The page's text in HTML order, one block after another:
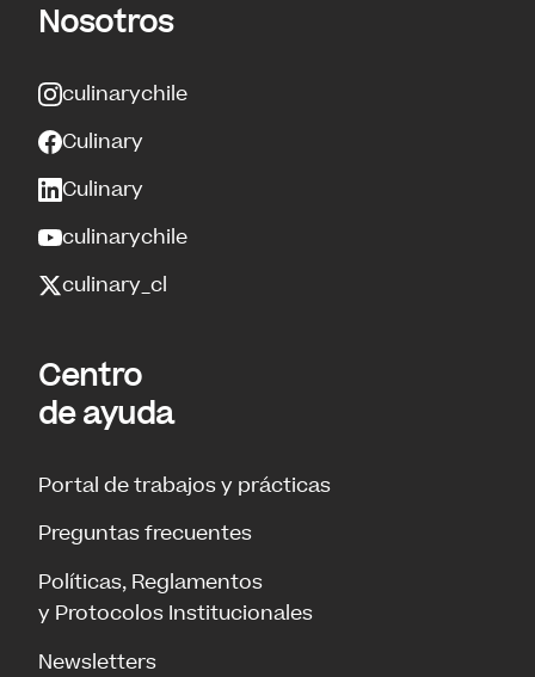
Nosotros
culinarychile
Culinary
Culinary
culinarychile
culinary_cl
Centro
de ayuda
Portal de trabajos y prácticas
Preguntas frecuentes
Políticas, Reglamentos
y Protocolos Institucionales
Newsletters